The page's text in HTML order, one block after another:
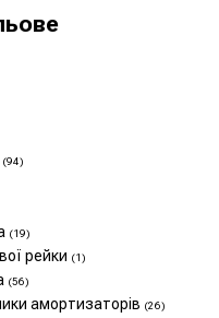
(94)
(19)
рейки (1)
(56)
амортизаторів (26)